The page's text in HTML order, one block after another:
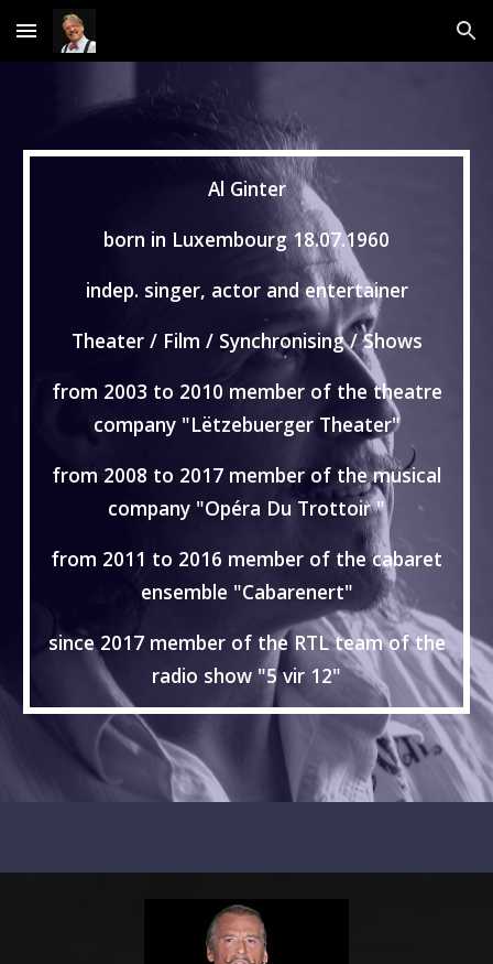
Skip to main content Skip to navigation
Al Ginter
born in Luxembourg 18.07.1960
indep. singer, actor and entertainer
Theater / Film / Synchronising / Shows
from 2003 to 2010 member of the theatre
company "Lëtzebuerger Theater"
from 2008 to 2017 member of the musical
company "Opéra Du Trottoir "
from 2011 to 2016 member of the cabaret
ensemble "Cabarenert"
since 2017 member of the RTL team of the
radio show "5 vir 12"